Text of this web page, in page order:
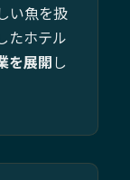
い魚を扱
たホテル
を展開し